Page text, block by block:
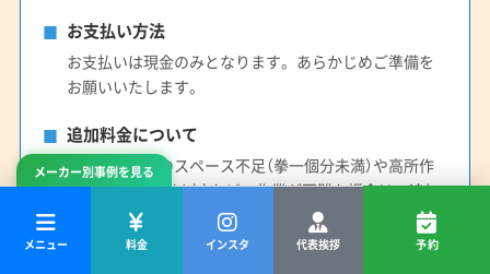
メーカー別事例を見る
メニュー 料金 インスタ 代表挨拶 予約
お支払い方法
お支払いは現金のみとなります。あらかじめご準備を
お願いいたします。
追加料金について
エアコン右側のスペース不足（拳一個分未満）や高所作
業（床から2.6m以上）など、作業が困難な場合は、追加
料金3,000円を頂戴します。事前にお尋ねいたします。